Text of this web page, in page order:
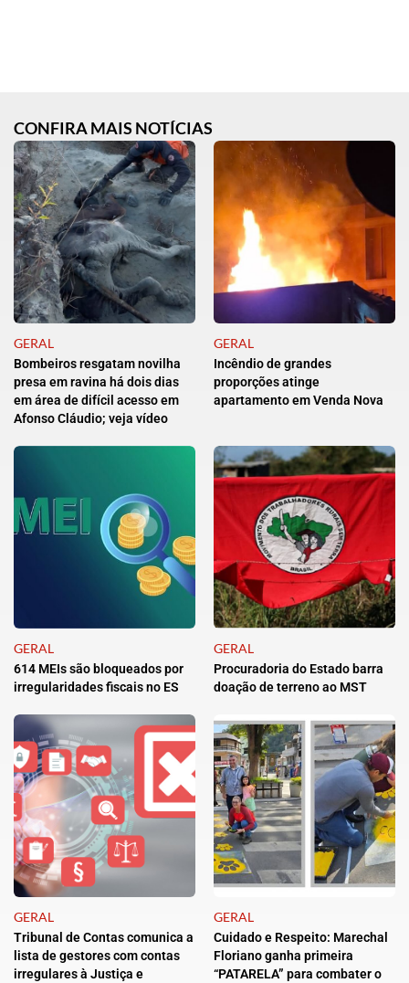
CONFIRA MAIS NOTÍCIAS
GERAL
Bombeiros resgatam novilha
presa em ravina há dois dias
em área de difícil acesso em
Afonso Cláudio; veja vídeo
GERAL
Incêndio de grandes
proporções atinge
apartamento em Venda Nova
GERAL
614 MEIs são bloqueados por
irregularidades fiscais no ES
GERAL
Procuradoria do Estado barra
doação de terreno ao MST
GERAL
Tribunal de Contas comunica a
lista de gestores com contas
irregulares à Justiça e
GERAL
Cuidado e Respeito: Marechal
Floriano ganha primeira
“PATARELA” para combater o